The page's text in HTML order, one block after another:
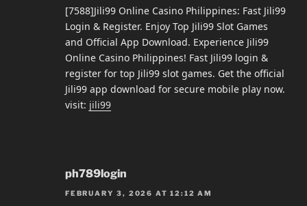
[7588]Jili99 Online Casino Philippines: Fast Jili99
Login & Register. Enjoy Top Jili99 Slot Games
and Official App Download. Experience Jili99
Online Casino Philippines! Fast Jili99 login &
register for top Jili99 slot games. Get the official
Jili99 app download for secure mobile play now.
visit: jili99
ph789login
FEBRUARY 3, 2026 AT 12:12 AM